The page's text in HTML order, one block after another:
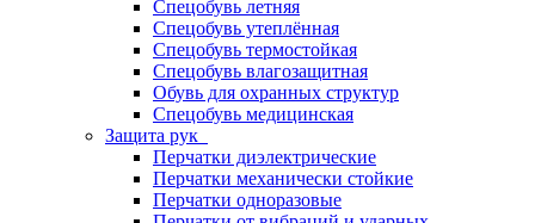
Спецобувь летняя
Спецобувь утеплённая
Спецобувь термостойкая
Спецобувь влагозащитная
Обувь для охранных структур
Спецобувь медицинская
Защита рук
Перчатки диэлектрические
Перчатки механически стойкие
Перчатки одноразовые